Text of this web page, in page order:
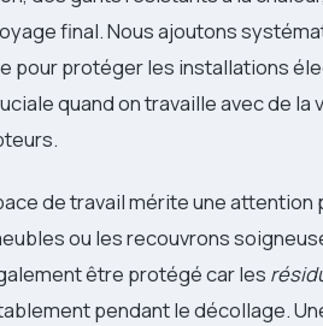
final. Nous ajoutons
pour protéger les installations
quand on travaille avec de la
de travail mérite une attention
ou les recouvrons
être protégé car les
pendant le décollage.